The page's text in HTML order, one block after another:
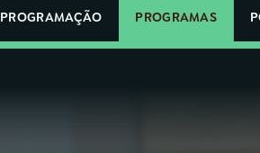
PROGRAMAÇÃO PROGRAMAS